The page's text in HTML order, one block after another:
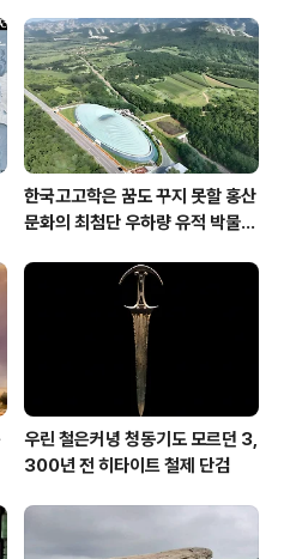
한국고고학은 꿈도 꾸지 못할 홍산
문화의 최첨단 우하량 유적 박물관
우린 철은커녕 청동기도 모르던 3,
300년 전 히타이트 철제 단검